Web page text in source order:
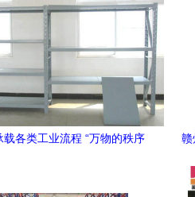
各类工业流程 “万物的秩序
赣